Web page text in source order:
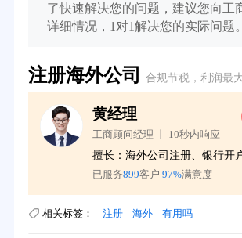
了快速解决您的问题，建议您向工
详细情况，1对1解决您的实际问题。
注册海外公司 合规节税，利润最
刘经理
工商顾问经理 丨 10秒内响应
已服务916客户 98%满意度
相关标签： 注册 海外 有用吗
39分钟前用户提问： 在英国可以注册空
6分钟前用户提问：注册香港公司需要哪
8分钟前用户提问：开曼公司财报要审计
12分钟前用户提问：香港公司所得税税率
16分钟前用户提问：萨摩亚注册公司要多